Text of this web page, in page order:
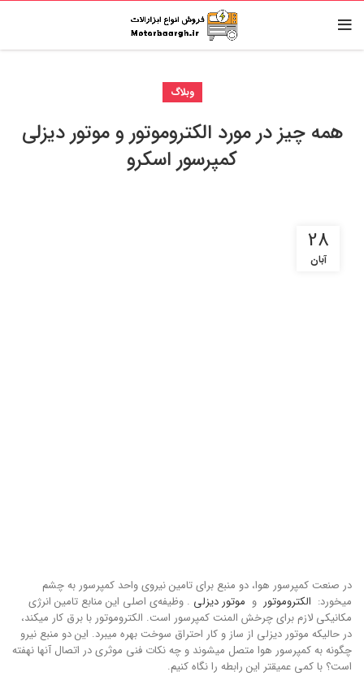
وبلاگ
همه چیز در مورد الکتروموتور و موتور دیزلی
کمپرسور اسکرو
28
آبان
در صنعت کمپرسور هوا، دو منبع برای تامین نیروی واحد کمپرسور به چشم
میخورد: الکتروموتور و موتور دیزلی . وظیفه‌ی اصلی این منابع تامین انرژی
مکانیکی لازم برای چرخش المنت کمپرسور است. الکتروموتور با برق کار میکند،
در حالیکه موتور دیزلی از ساز و کار احتراق سوخت بهره میبرد. این دو منبع نیرو
چگونه به کمپرسور هوا متصل میشوند و چه نکات فنی موثری در اتصال آنها نهفته
است؟ با کمی عمیقتر این رابطه را نگاه کنیم.